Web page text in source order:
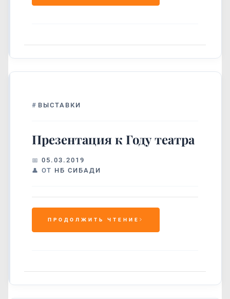
# ВЫСТАВКИ
Презентация к Году театра
05.03.2019
ОТ НБ СИБАДИ
ПРОДОЛЖИТЬ ЧТЕНИЕ